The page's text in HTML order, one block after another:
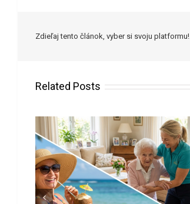
Zdieľaj tento článok, vyber si svoju platformu!
Related Posts